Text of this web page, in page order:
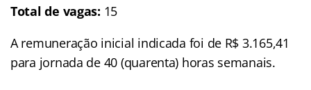
Total de vagas: 15
A remuneração inicial indicada foi de R$ 3.165,41
para jornada de 40 (quarenta) horas semanais.